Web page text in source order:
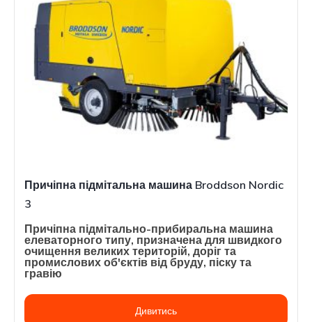
Причіпна підмітальна машина Broddson Nordic
3
Причіпна підмітально-прибиральна машина
елеваторного типу, призначена для швидкого
очищення великих територій, доріг та
промислових об'єктів від бруду, піску та
гравію
Дивитись